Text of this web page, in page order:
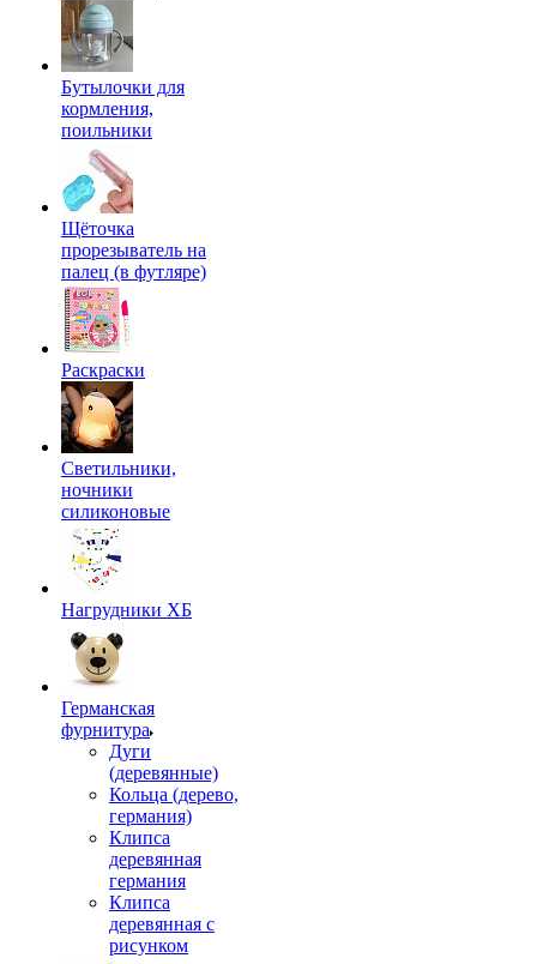
Бутылочки для
кормления,
поильники
Щёточка
прорезыватель на
палец (в футляре)
Раскраски
Светильники,
ночники
силиконовые
Нагрудники ХБ
Германская
фурнитура
Дуги
(деревянные)
Кольца (дерево,
германия)
Клипса
деревянная
германия
Клипса
деревянная с
рисунком